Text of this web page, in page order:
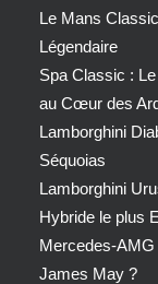
Le Mans
Légendaire
Spa Classic :
au Cœur des
Lamborghini
Séquoias
Lamborghini
Hybride le plus
Mercedes-AMG
James May ?